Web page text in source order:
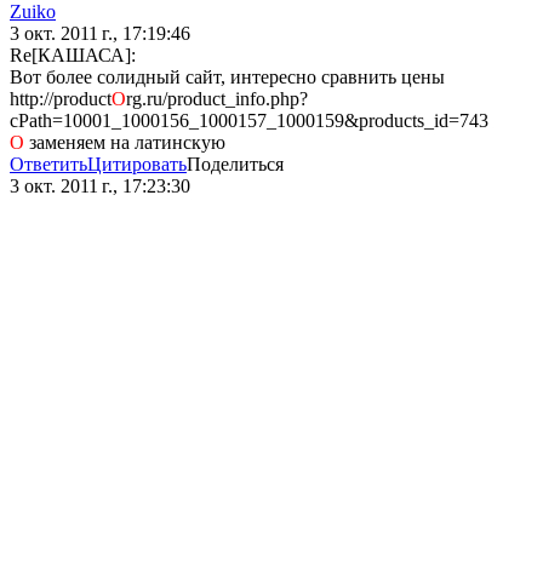
Zuiko
3 окт. 2011 г., 17:19:46
Re[КАШАСА]:
Вот более солидный сайт, интересно сравнить цены
http://productОrg.ru/product_info.php?
cPath=10001_1000156_1000157_1000159&products_id=743
О заменяем на латинскую
ОтветитьЦитироватьПоделиться
3 окт. 2011 г., 17:23:30